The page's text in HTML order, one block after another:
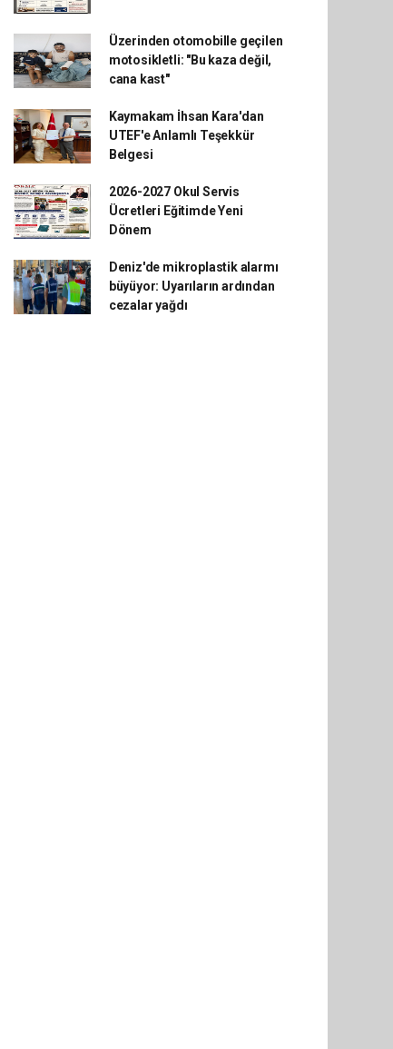
Üzerinden otomobille geçilen
motosikletli: "Bu kaza değil,
cana kast"
Kaymakam İhsan Kara'dan
UTEF'e Anlamlı Teşekkür
Belgesi
2026-2027 Okul Servis
Ücretleri Eğitimde Yeni
Dönem
Deniz'de mikroplastik alarmı
büyüyor: Uyarıların ardından
cezalar yağdı